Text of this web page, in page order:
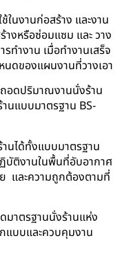
ในงานก่อสร้าง และงาน
งหรือซ่อมแซม และ วาง
ทำงาน เมื่อทำงานเสร็จ
ดของแผนงานที่วางเอา
อดปริมาณงานนั่งร้าน
นแบบมาตรฐาน BS-
นได้ทั้งแบบมาตรฐาน
ติงานในพื้นที่อับอากาศ
และความถูกต้องตามที่
มาตรฐานนั่งร้านแห่ง
แบบและควบคุมงาน